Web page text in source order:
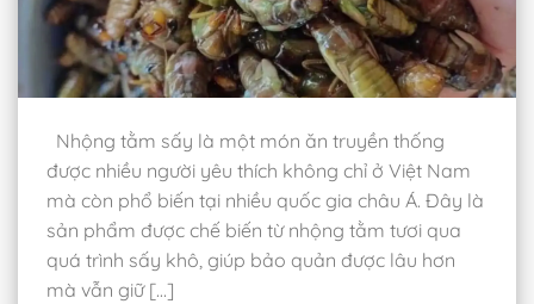
Nhộng tằm sấy là một món ăn truyền thống
được nhiều người yêu thích không chỉ ở Việt Nam
mà còn phổ biến tại nhiều quốc gia châu Á. Đây là
sản phẩm được chế biến từ nhộng tằm tươi qua
quá trình sấy khô, giúp bảo quản được lâu hơn
mà vẫn giữ […]